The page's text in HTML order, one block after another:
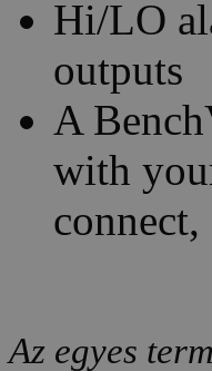
Hi/LO
outputs
A
with
connect,
Az egyes